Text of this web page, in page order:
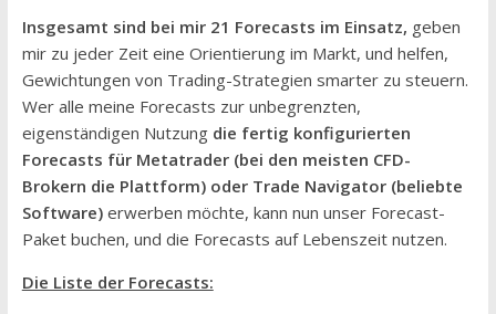
Insgesamt sind bei mir 21 Forecasts im Einsatz, geben
mir zu jeder Zeit eine Orientierung im Markt, und helfen,
Gewichtungen von Trading-Strategien smarter zu steuern.
Wer alle meine Forecasts zur unbegrenzten,
eigenständigen Nutzung die fertig konfigurierten
Forecasts für Metatrader (bei den meisten CFD-
Brokern die Plattform) oder Trade Navigator (beliebte
Software) erwerben möchte, kann nun unser Forecast-
Paket buchen, und die Forecasts auf Lebenszeit nutzen.
Die Liste der Forecasts: